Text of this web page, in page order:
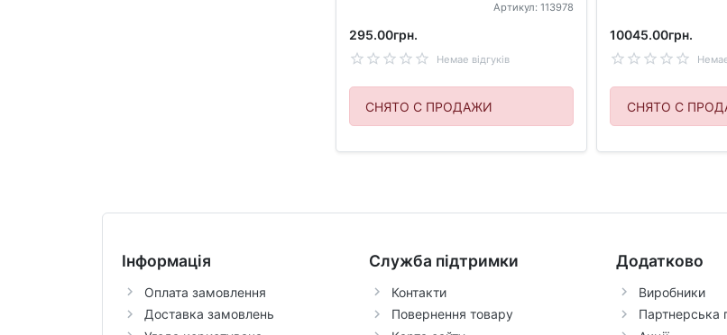
Артикул: 113978
295.00грн.
Немае відгуків
СНЯТО С ПРОДАЖИ
10045.00грн.
СНЯТО С
Інформація
Оплата замовлення
Доставка замовлень
Служба підтримки
Контакти
Повернення товару
Додатково
Виробники
Партнерська